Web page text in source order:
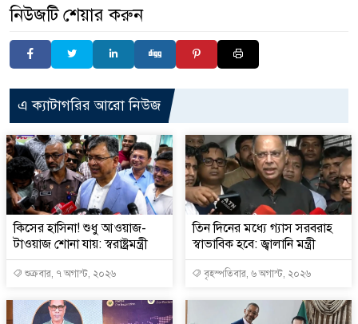
নিউজটি শেয়ার করুন
এ ক্যাটাগরির আরো নিউজ
কিসের হাসিনা! শুধু আওয়াজ-
টাওয়াজ শোনা যায়: স্বরাষ্ট্রমন্ত্রী
শুক্রবার, ৭ অগাস্ট, ২০২৬
তিন দিনের মধ্যে গ্যাস সরবরাহ
স্বাভাবিক হবে: জ্বালানি মন্ত্রী
বৃহস্পতিবার, ৬ অগাস্ট, ২০২৬